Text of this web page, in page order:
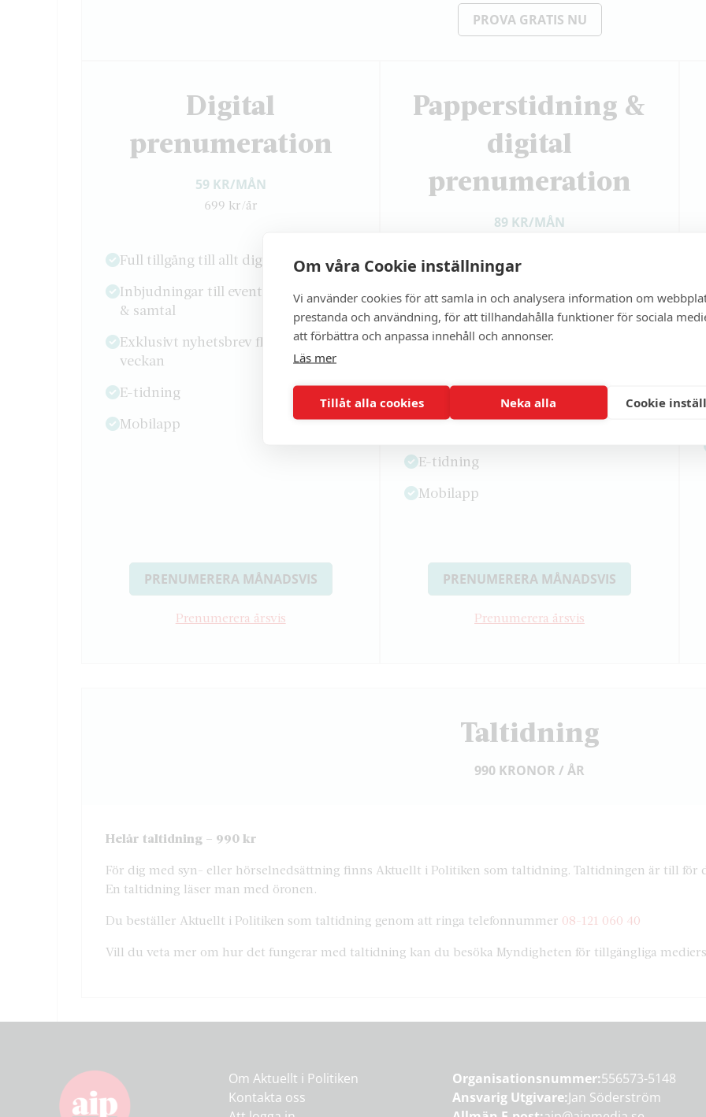
Om våra Cookie inställningar
Vi använder cookies för att samla in och analysera information om
prestanda och användning, för att tillhandahålla funktioner för sociala
att förbättra och anpassa innehåll och annonser.
Läs mer
Tillåt alla cookies Neka alla Cookie
PROVA GRATIS NU
Digital
prenumeration
59 KR/MÅN
699 kr/år
Full tillgång till allt digitalt innehåll
Inbjudningar till event, seminarium
& samtal
Exklusivt nyhetsbrev flera gånger i
veckan
E-tidning
Mobilapp
PRENUMERERA MÅNADSVIS
Prenumerera årsvis
Papperstidning &
digital
prenumeration
89 KR/MÅN
Full tillgång till allt digitalt innehåll
Papperstidning hem varannan vecka
Exklusivt nyhetsbrev flera gånger i
E-tidning
Mobilapp
PRENUMERERA MÅNADSVIS
Prenumerera årsvis
Taltidning
990 KRONOR / ÅR
Helår taltidning – 990 kr
För dig med syn- eller hörselnedsättning finns Aktuellt i Politiken som taltidning. Taltidningen är till för
En taltidning läser man med öronen.
Du beställer Aktuellt i Politiken som taltidning genom att ringa telefonnummer 08-121 060 40
Vill du veta mer om hur det fungerar med taltidning kan du besöka Myndigheten för tillgängliga
Om Aktuellt i Politiken
Kontakta oss
Organisationsnummer:556573-5148
Ansvarig Utgivare:Jan Söderström